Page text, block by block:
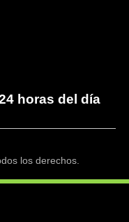
horas del día
los derechos.